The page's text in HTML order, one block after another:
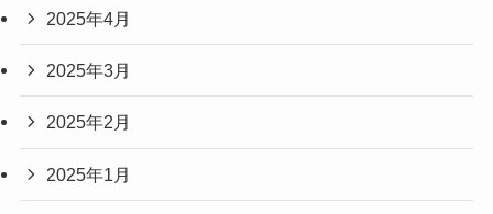
2025年4月
2025年3月
2025年2月
2025年1月